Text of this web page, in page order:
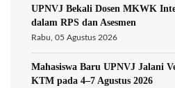
UPNVJ Bekali Dosen MKWK
dalam RPS dan Asesmen
Rabu, 05 Agustus 2026
Mahasiswa Baru UPNVJ Jalani
KTM pada 4–7 Agustus 2026